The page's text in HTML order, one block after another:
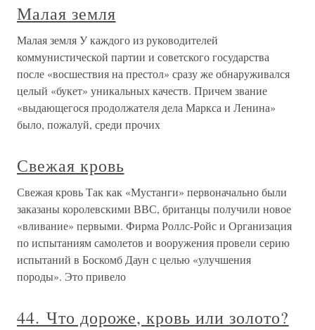
Малая земля
Малая земля У каждого из руководителей
коммунистической партии и советского государства
после «восшествия на престол» сразу же обнаруживался
целый «букет» уникальных качеств. Причем звание
«выдающегося продолжателя дела Маркса и Ленина»
было, пожалуй, среди прочих
Свежая кровь
Свежая кровь Так как «Мустанги» первоначально были
заказаны королевскими ВВС, британцы получили новое
«вливание» первыми. Фирма Роллс-Ройс и Организация
по испытаниям самолетов и вооружения провели серию
испытаний в Боскомб Даун с целью «улучшения
породы». Это привело
44. Что дороже, кровь или золото?